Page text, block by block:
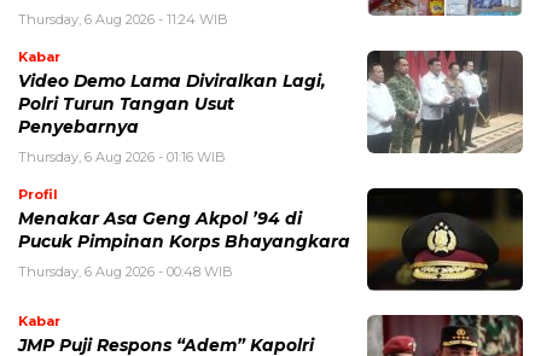
Thursday, 6 Aug 2026 - 11:24 WIB
Kabar
Video Demo Lama Diviralkan Lagi,
Polri Turun Tangan Usut
Penyebarnya
Thursday, 6 Aug 2026 - 01:16 WIB
Profil
Menakar Asa Geng Akpol ’94 di
Pucuk Pimpinan Korps Bhayangkara
Thursday, 6 Aug 2026 - 00:48 WIB
Kabar
JMP Puji Respons “Adem” Kapolri